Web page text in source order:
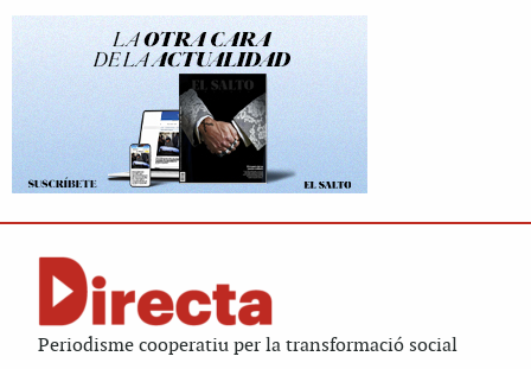
Periodisme cooperatiu per la transformació social